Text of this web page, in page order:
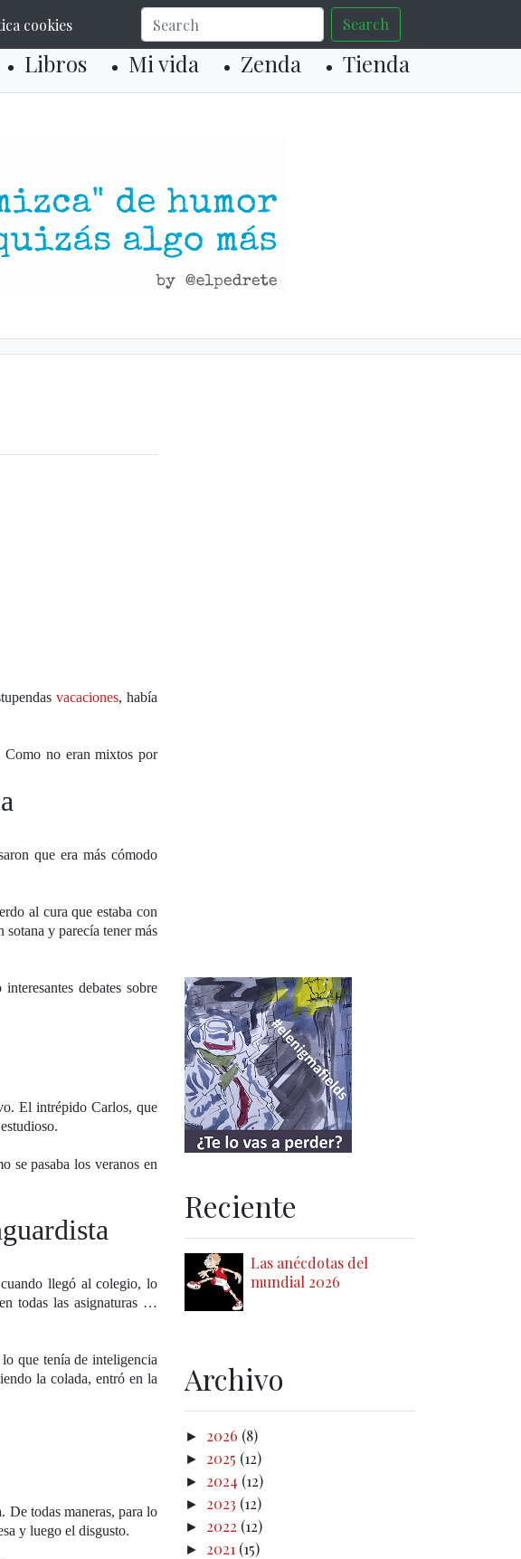
cookies Search
Libros Mi vida Zenda Tienda
vacaciones, había
Como no eran mixtos por
que era más cómodo
al cura que estaba con
sotana y parecía tener más
debates sobre
El intrépido Carlos, que
se pasaba los veranos en
llegó al colegio, lo
todas las asignaturas …
que tenía de inteligencia
la colada, entró en la
De todas maneras, para lo
y luego el disgusto.
Reciente
Las anécdotas del
mundial 2026
Archivo
► 2026 (8)
► 2025 (12)
► 2024 (12)
► 2023 (12)
► 2022 (12)
► 2021 (15)